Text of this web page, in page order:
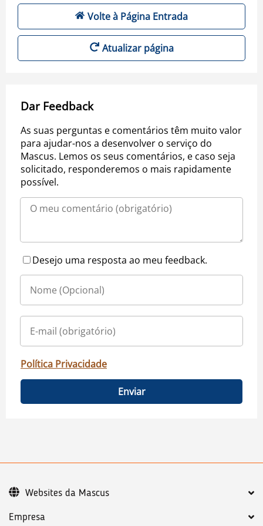
Volte à Página Entrada
Atualizar página
Dar Feedback
As suas perguntas e comentários têm muito valor
para ajudar-nos a desenvolver o serviço do
Mascus. Lemos os seus comentários, e caso seja
solicitado, responderemos o mais rapidamente
possível.
Desejo uma resposta ao meu feedback.
Política Privacidade
Enviar
Empresa
Websites da Mascus